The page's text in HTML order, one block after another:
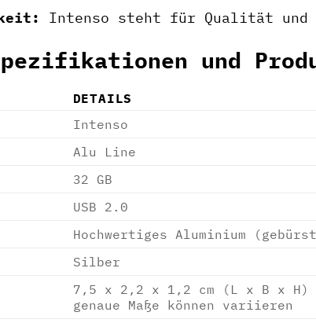
Intenso steht für Qualität und
und
DETAILS
Intenso
Alu Line
32 GB
USB 2.0
Hochwertiges Aluminium
Silber
7,5 x 2,2 x 1,2 cm (L x B x H)
genaue Maße können variieren